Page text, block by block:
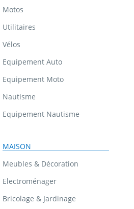
Motos
Utilitaires
Vélos
Equipement Auto
Equipement Moto
Nautisme
Equipement Nautisme
MAISON
Meubles & Décoration
Electroménager
Bricolage & Jardinage